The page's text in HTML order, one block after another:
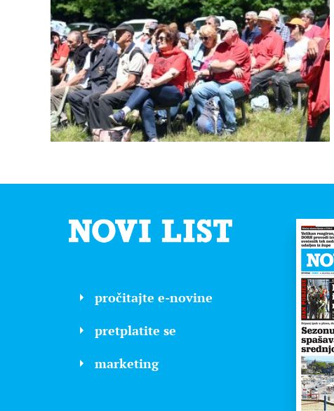
pročitajte e-novine
pretplatite se
marketing